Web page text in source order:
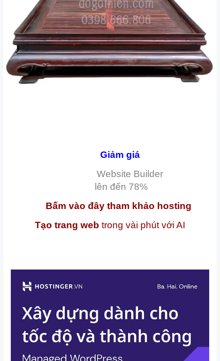
Giảm giá
Website Builder
lên đến 78%
Bấm vào đây tham khảo hosting
Tạo trang web trong vài phút với AI